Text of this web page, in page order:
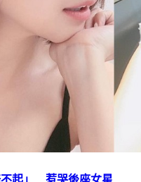
不起」 惹哭後座女星